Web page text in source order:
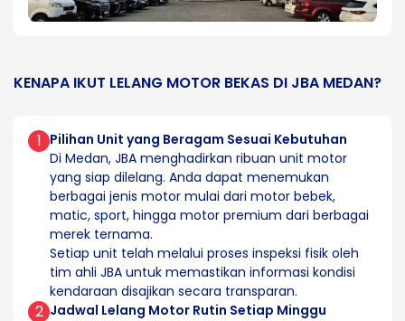
KENAPA IKUT LELANG MOTOR BEKAS DI JBA MEDAN?
1 Pilihan Unit yang Beragam Sesuai Kebutuhan
Di Medan, JBA menghadirkan ribuan unit motor
yang siap dilelang. Anda dapat menemukan
berbagai jenis motor mulai dari motor bebek,
matic, sport, hingga motor premium dari berbagai
merek ternama.
Setiap unit telah melalui proses inspeksi fisik oleh
tim ahli JBA untuk memastikan informasi kondisi
kendaraan disajikan secara transparan.
2 Jadwal Lelang Motor Rutin Setiap Minggu